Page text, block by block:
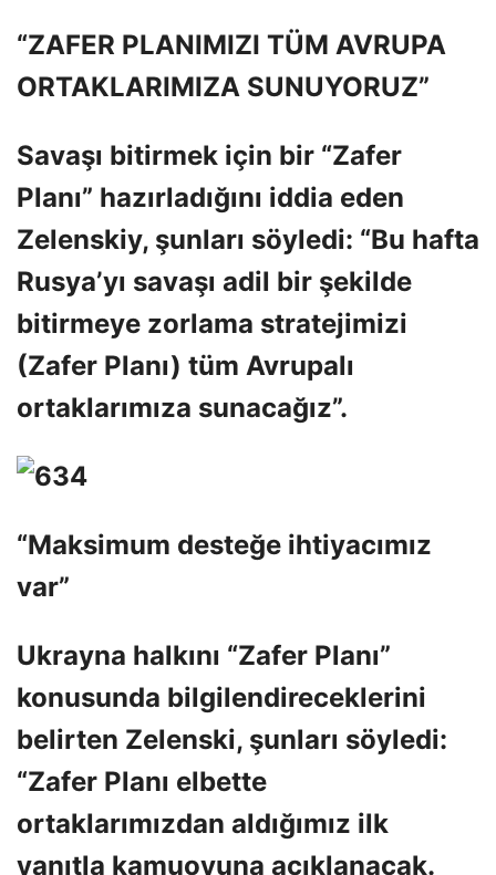
“ZAFER PLANIMIZI TÜM AVRUPA
ORTAKLARIMIZA SUNUYORUZ”
Savaşı bitirmek için bir “Zafer
Planı” hazırladığını iddia eden
Zelenskiy, şunları söyledi: “Bu hafta
Rusya’yı savaşı adil bir şekilde
bitirmeye zorlama stratejimizi
(Zafer Planı) tüm Avrupalı ​​
ortaklarımıza sunacağız”.
“Maksimum desteğe ihtiyacımız
var”
Ukrayna halkını “Zafer Planı”
konusunda bilgilendireceklerini
belirten Zelenski, şunları söyledi:
“Zafer Planı elbette
ortaklarımızdan aldığımız ilk
yanıtla kamuoyuna açıklanacak.